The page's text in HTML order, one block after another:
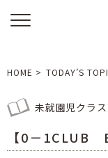
HOME > TODAY’S
未就園児クラス
【0－1CLUB